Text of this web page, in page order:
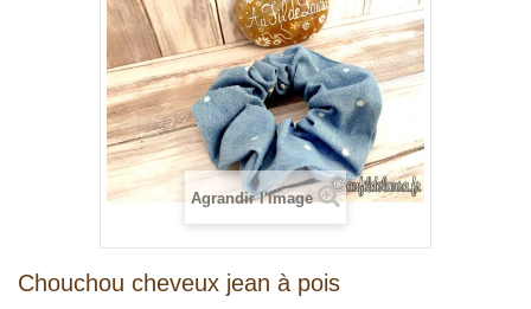
Agrandir l'image
Chouchou cheveux jean à pois